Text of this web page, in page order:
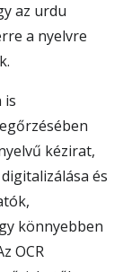
az urdu
a nyelvre
is
kézirat,
és
könnyebben
OCR